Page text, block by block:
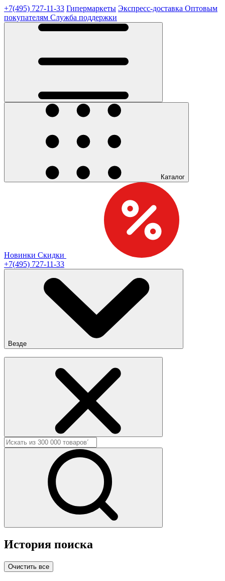
+7(495) 727-11-33 Гипермаркеты Экспресс-доставка Оптовым
покупателям Служба поддержки
Каталог
Новинки Скидки
+7(495) 727-11-33
Везде
История поиска
Очистить все